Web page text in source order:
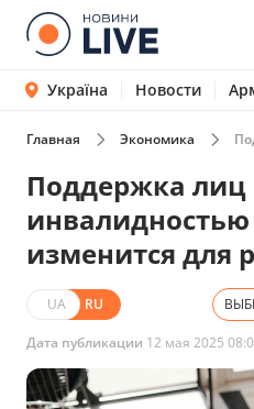
Україна Новости
Главная Экономика
Поддержка лиц
изменится для
UA RU
Дата публикации 12 мая 2025